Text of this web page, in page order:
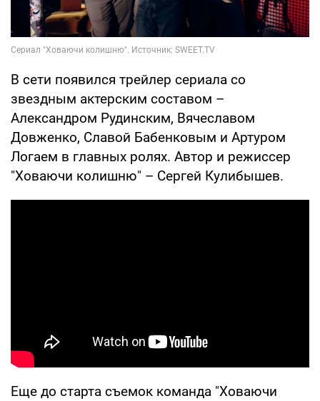
В сети появился трейлер сериала со
звездным актерским составом –
Александром Рудинским, Вячеславом
Довженко, Славой Бабенковым и Артуром
Логаем в главных ролях. Автор и режиссер
"Ховаючи колишню" – Сергей Кулибышев.
Еще до старта съемок команда "Ховаючи